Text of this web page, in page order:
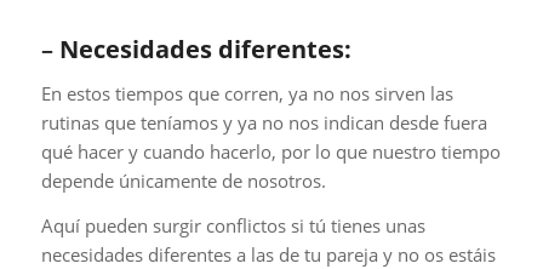
– Necesidades diferentes:
En estos tiempos que corren, ya no nos sirven las
rutinas que teníamos y ya no nos indican desde fuera
qué hacer y cuando hacerlo, por lo que nuestro tiempo
depende únicamente de nosotros.
Aquí pueden surgir conflictos si tú tienes unas
necesidades diferentes a las de tu pareja y no os estáis